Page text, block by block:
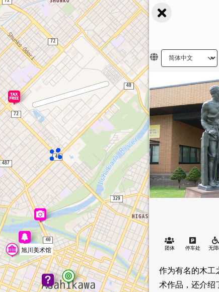
旭川美术馆 团体 停车处 无
作为有名的木工
术作品，还介绍